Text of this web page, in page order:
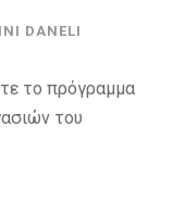
DANELI
το πρόγραμμα
του